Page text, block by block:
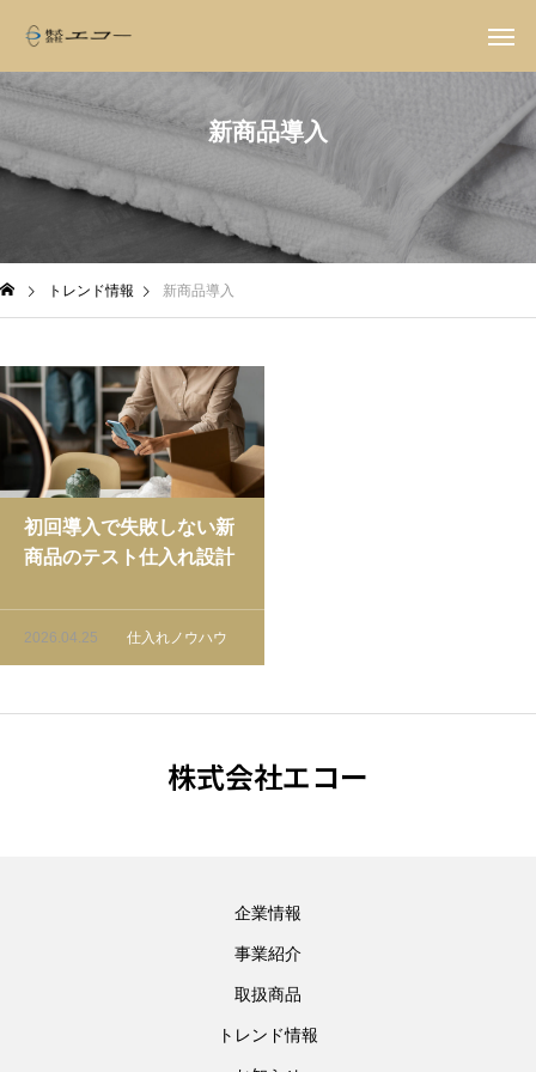
新商品導入
トレンド情報 新商品導入
初回導入で失敗しない新
商品のテスト仕入れ設計
基準を事前に固める実務
ガイド
2026.04.25 仕入れノウハウ
株式会社エコー
企業情報
事業紹介
取扱商品
トレンド情報